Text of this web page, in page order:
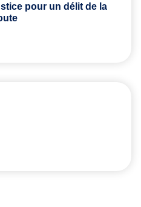
pour un délit de la